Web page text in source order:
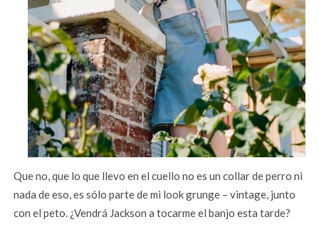
Que no, que lo que llevo en el cuello no es un collar de perro ni
nada de eso, es sólo parte de mi look grunge – vintage, junto
con el peto. ¿Vendrá Jackson a tocarme el banjo esta tarde?